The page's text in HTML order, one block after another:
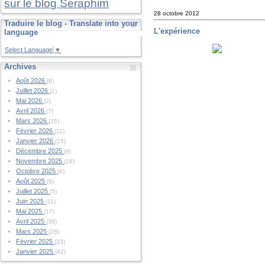
sur le blog Seraphim
Traduire le blog - Translate into your
language
Select Language ▼
Archives
Août 2026(6)
Juillet 2026(1)
Mai 2026(2)
Avril 2026(7)
Mars 2026(15)
Février 2026(11)
Janvier 2026(15)
Décembre 2025(9)
Novembre 2025(16)
Octobre 2025(6)
Août 2025(9)
Juillet 2025(5)
Juin 2025(11)
Mai 2025(17)
Avril 2025(38)
Mars 2025(28)
Février 2025(33)
Janvier 2025(42)
28 octobre 2012
L'expérience